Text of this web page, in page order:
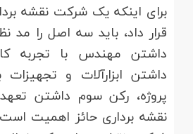
برای اینکه یک شرکت نقشه
قرار داد، باید سه اصل را مد
داشتن مهندس با تجربه
داشتن ابزارآلات و
پروژه، رکن سوم داشتن
نقشه برداری حائز اهمیت